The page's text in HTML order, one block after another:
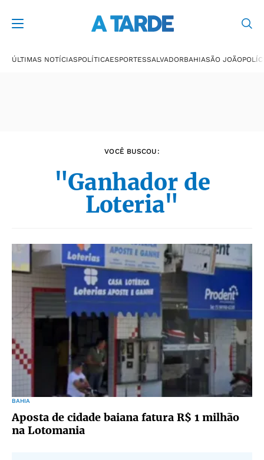
ÚLTIMAS NOTÍCIASPOLÍTICAESPORTESSALVADORBAHIASÃO JOÃO
VOCÊ BUSCOU:
"Ganhador de
Loteria"
BAHIA
Aposta de cidade baiana fatura R$ 1 milhão
na Lotomania